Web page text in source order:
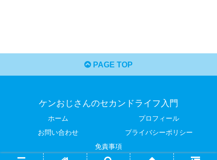
PAGE TOP
ケンおじさんのセカンドライフ入門
ホーム
プロフィール
お問い合わせ
プライバシーポリシー
免責事項